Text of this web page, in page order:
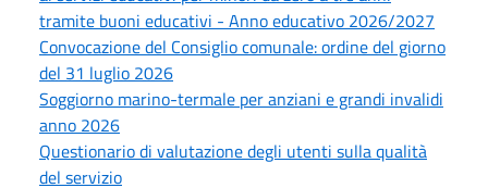
tramite buoni educativi - Anno educativo 2026/2027
Convocazione del Consiglio comunale: ordine del giorno
del 31 luglio 2026
Soggiorno marino-termale per anziani e grandi invalidi
anno 2026
Questionario di valutazione degli utenti sulla qualità
del servizio